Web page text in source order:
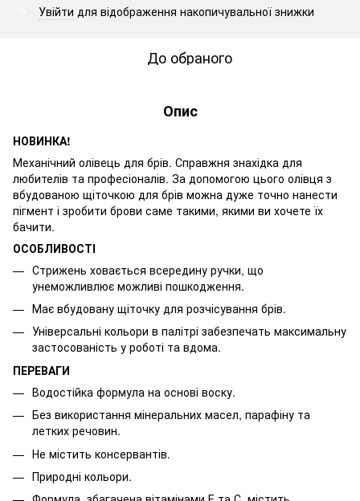
Увійти для відображення накопичувальної знижки
До обраного
Опис
НОВИНКА!
Механічний олівець для брів. Справжня знахідка для
любителів та професіоналів. За допомогою цього олівця з
вбудованою щіточкою для брів можна дуже точно нанести
пігмент і зробити брови саме такими, якими ви хочете їх
бачити.
ОСОБЛИВОСТІ
Стрижень ховається всередину ручки, що
унеможливлює можливі пошкодження.
Має вбудовану щіточку для розчісування брів.
Універсальні кольори в палітрі забезпечать максимальну
застосованість у роботі та вдома.
ПЕРЕВАГИ
Водостійка формула на основі воску.
Без використання мінеральних масел, парафіну та
летких речовин.
Не містить консервантів.
Природні кольори.